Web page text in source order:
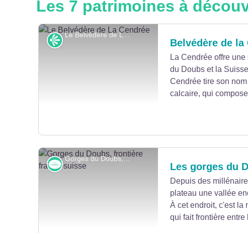
Les 7 patrimoines à
Le Belvédère de La Cendrée - P.Bruot
Voir l'image en plein écran
Point de vue Belvédère de la
La Cendrée offre
du Doubs et la
Cendrée tire son
calcaire, qui
Gorges du Doubs, frontière franco-suisse - P.Bruot
Rivières et zones humides Les gorges du
Depuis des
plateau une vallée
À cet endroit, c'est la
qui fait frontière